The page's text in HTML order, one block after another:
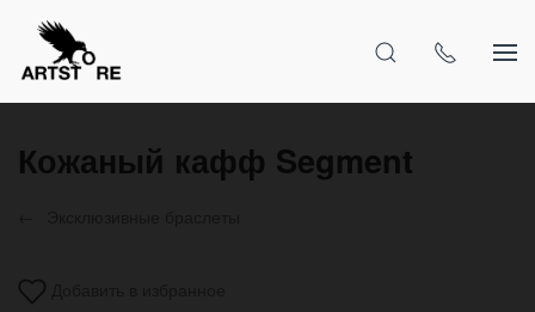
Кожаный кафф Segment